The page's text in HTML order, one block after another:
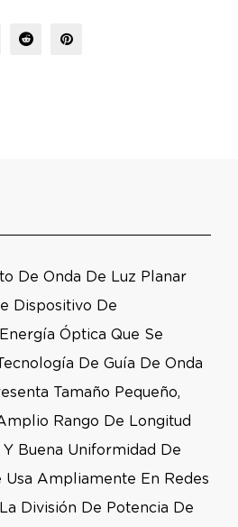
De Onda De Luz Planar
Dispositivo De
Óptica Que Se
De Guía De Onda
Tamaño Pequeño,
Rango De Longitud
Buena Uniformidad De
Usa Ampliamente En Redes
División De Potencia De